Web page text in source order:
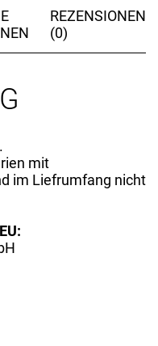
REZENSIONEN
(0)
mit
im Liefrumfang nicht